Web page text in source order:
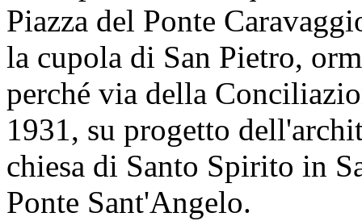
Piazza del Ponte
la cupola di San Pietro,
perché via della
1931, su progetto
chiesa di Santo Spirito in
Ponte Sant'Angelo.